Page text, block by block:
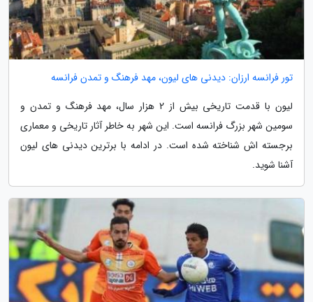
تور فرانسه ارزان: دیدنی های لیون، مهد فرهنگ و تمدن فرانسه
لیون با قدمت تاریخی بیش از 2 هزار سال، مهد فرهنگ و تمدن و
سومین شهر بزرگ فرانسه است. این شهر به خاطر آثار تاریخی و معماری
برجسته اش شناخته شده است. در ادامه با برترین دیدنی های لیون
آشنا شوید.